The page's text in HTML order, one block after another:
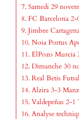
Samedi 29
FC Barcelona 2-
Jimbee
Noia Portus
ElPozo Murcia
Dimanche 30
Real Betis
Alzira 3-3
Valdepeñas 2-
Analyse